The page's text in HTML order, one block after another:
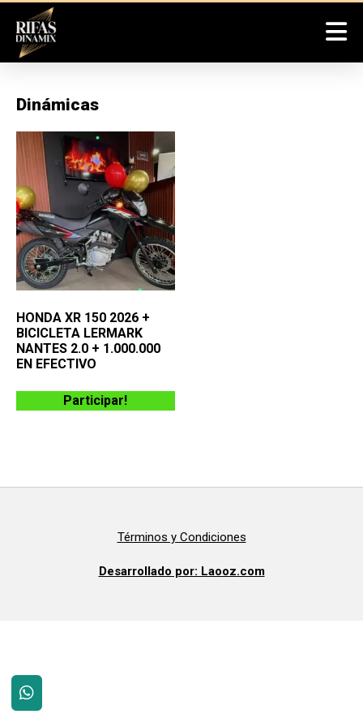
Dinámicas
HONDA XR 150 2026 +
BICICLETA LERMARK
NANTES 2.0 + 1.000.000
EN EFECTIVO
Participar!
Términos y Condiciones
Desarrollado por: Laooz.com